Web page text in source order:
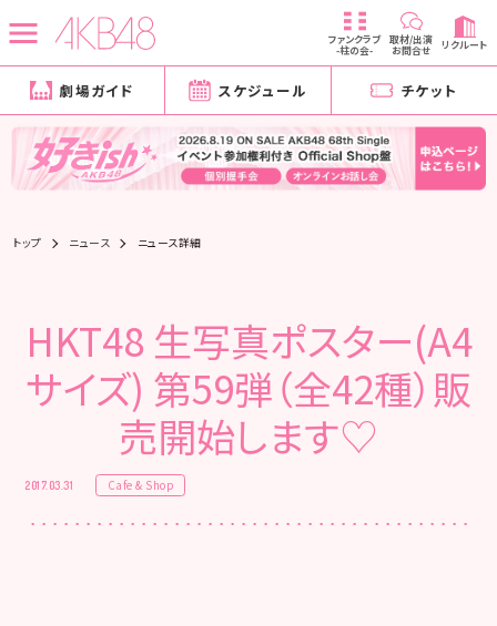
ファンクラブ
-柱の会-
取材/出演
お問合せ リクルート
劇場ガイド スケジュール チケット
トップ ニュース ニュース詳細
HKT48 生写真ポスター(A4
サイズ) 第59弾（全42種）販
売開始します♡
2017.03.31 Cafe & Shop